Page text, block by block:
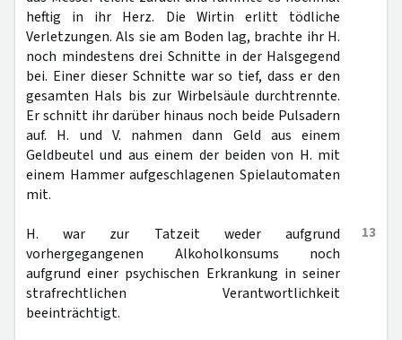
heftig in ihr Herz. Die Wirtin erlitt tödliche
Verletzungen. Als sie am Boden lag, brachte ihr H.
noch mindestens drei Schnitte in der Halsgegend
bei. Einer dieser Schnitte war so tief, dass er den
gesamten Hals bis zur Wirbelsäule durchtrennte.
Er schnitt ihr darüber hinaus noch beide Pulsadern
auf. H. und V. nahmen dann Geld aus einem
Geldbeutel und aus einem der beiden von H. mit
einem Hammer aufgeschlagenen Spielautomaten
mit.
13
H. war zur Tatzeit weder aufgrund
vorhergegangenen Alkoholkonsums noch
aufgrund einer psychischen Erkrankung in seiner
strafrechtlichen Verantwortlichkeit
beeinträchtigt.